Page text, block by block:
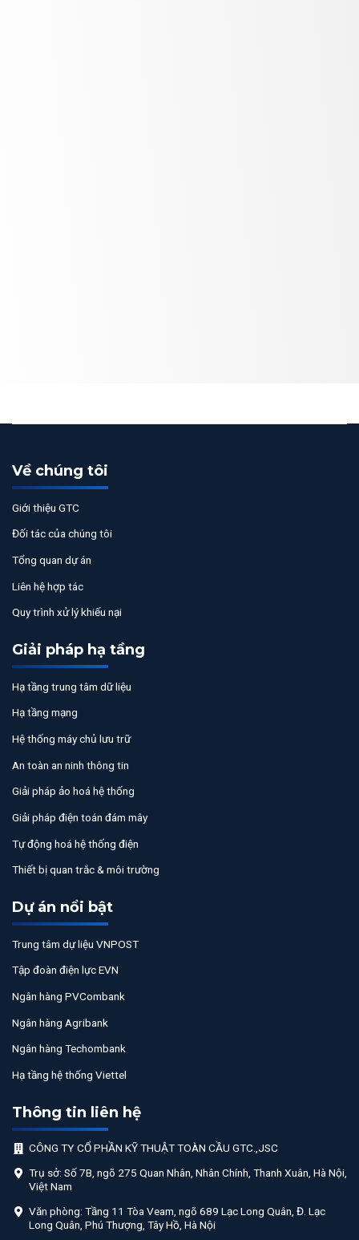
Về chúng tôi
Giới thiệu GTC
Đối tác của chúng tôi
Tổng quan dự án
Liên hệ hợp tác
Quy trình xử lý khiếu nại
Giải pháp hạ tầng
Hạ tầng trung tâm dữ liệu
Hạ tầng mạng
Hệ thống máy chủ lưu trữ
An toàn an ninh thông tin
Giải pháp ảo hoá hệ thống
Giải pháp điện toán đám mây
Tự động hoá hệ thống điện
Thiết bị quan trắc & môi trường
Dự án nổi bật
Trung tâm dự liệu VNPOST
Tập đoàn điện lực EVN
Ngân hàng PVCombank
Ngân hàng Agribank
Ngân hàng Techombank
Hạ tầng hệ thống Viettel
Thông tin liên hệ
CÔNG TY CỔ PHẦN KỸ THUẬT TOÀN CẦU GTC.,JSC
Trụ sở: Số 7B, ngõ 275 Quan Nhân, Nhân Chính, Thanh Xuân, Hà Nội,
Việt Nam
Văn phòng: Tầng 11 Tòa Veam, ngõ 689 Lạc Long Quân, Đ. Lạc
Long Quân, Phú Thượng, Tây Hồ, Hà Nội